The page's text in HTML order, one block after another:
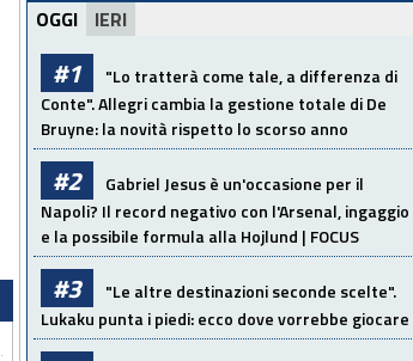
OGGI IERI
#1
"Lo tratterà come tale, a differenza di
Conte". Allegri cambia la gestione totale di De
Bruyne: la novità rispetto lo scorso anno
#2
Gabriel Jesus è un'occasione per il
Napoli? Il record negativo con l'Arsenal, ingaggio
e la possibile formula alla Hojlund | FOCUS
#3
"Le altre destinazioni seconde scelte".
Lukaku punta i piedi: ecco dove vorrebbe giocare